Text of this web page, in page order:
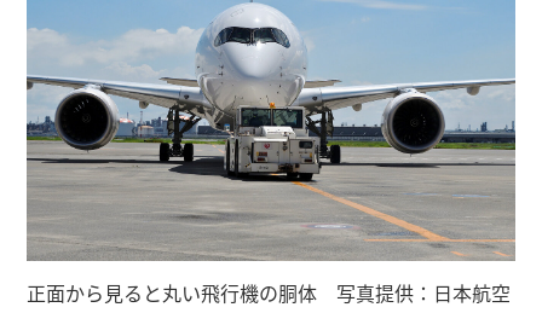
正面から見ると丸い飛行機の胴体 写真提供：日本航空